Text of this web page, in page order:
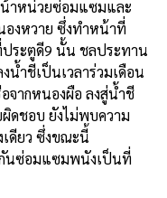
าหน่วยซ่อมแซมและ
องหวาย ซึ่งทำหน้าที่
ประตูดี9 นั้น ชลประทาน
น้ำชีเป็นเวลาร่วมเดือน
จากหนองผือ ลงสู่น้ำชี
ชอบ ยังไม่พบความ
ดียว ซึ่งขณะนี้
นซ่อมแซมพนังเป็นที่